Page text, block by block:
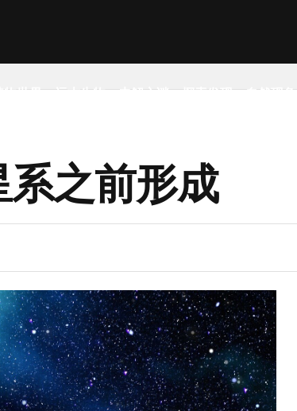
物世界 远古生物 未解之谜 探索发现 自然现象
之前形成